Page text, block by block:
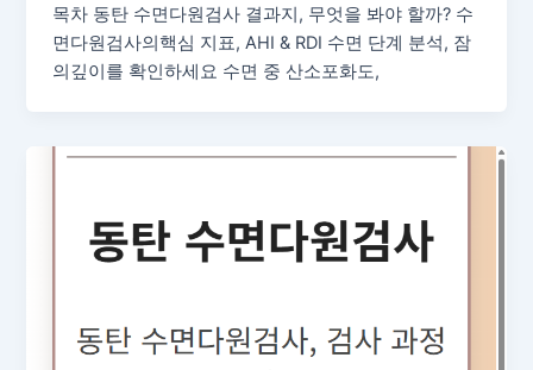
목차 동탄 수면다원검사 결과지, 무엇을 봐야 할까? 수
면다원검사의핵심 지표, AHI & RDI 수면 단계 분석, 잠
의깊이를 확인하세요 수면 중 산소포화도,